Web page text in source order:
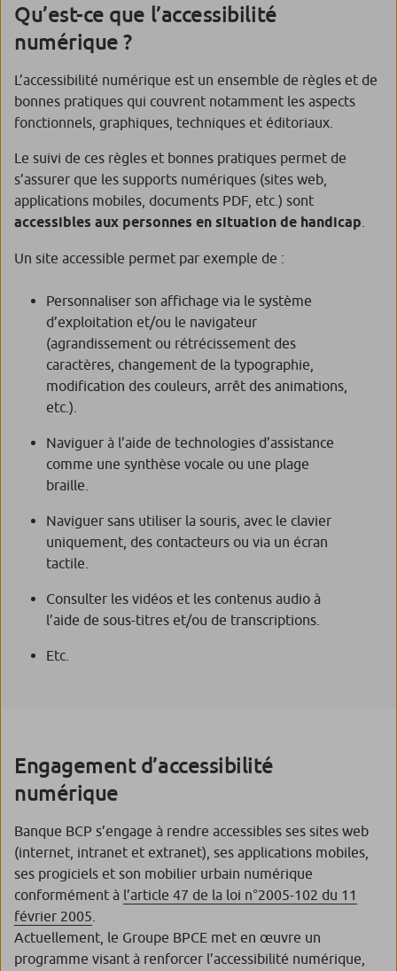
Qu’est-ce que l’accessibilité
numérique ?
L’accessibilité numérique est un ensemble de règles et de
bonnes pratiques qui couvrent notamment les aspects
fonctionnels, graphiques, techniques et éditoriaux.
Le suivi de ces règles et bonnes pratiques permet de
s’assurer que les supports numériques (sites web,
applications mobiles, documents PDF, etc.) sont
accessibles aux personnes en situation de handicap
Un site accessible permet par exemple de :
Personnaliser son affichage via le système
d’exploitation et/ou le navigateur
(agrandissement ou rétrécissement des
caractères, changement de la typographie,
modification des couleurs, arrêt des animations,
etc.).
Naviguer à l’aide de technologies d’assistance
comme une synthèse vocale ou une plage
braille.
Naviguer sans utiliser la souris, avec le clavier
uniquement, des contacteurs ou via un écran
tactile.
Consulter les vidéos et les contenus audio à
l’aide de sous-titres et/ou de transcriptions.
Etc.
Engagement d’accessibilité
numérique
Banque BCP s’engage à rendre accessibles ses sites web
(internet, intranet et extranet), ses applications mobiles,
ses progiciels et son mobilier urbain numérique
conformément à l’article 47 de la loi n°2005-102 du 11
février 2005
Actuellement, le Groupe BPCE met en œuvre un
programme visant à renforcer l’accessibilité numérique,